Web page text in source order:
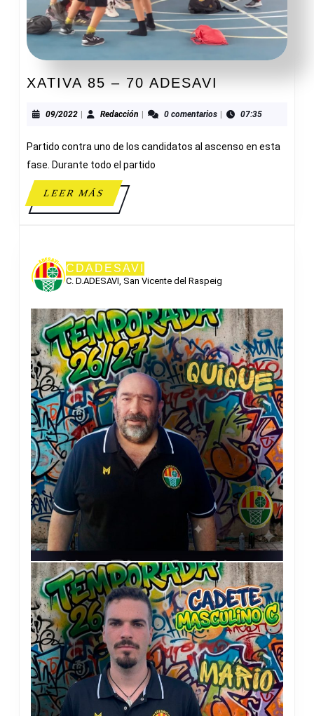
XATIVA 85 – 70 ADESAVI
–
ADESAVI
09/202209/2022
| Redacción Redacción
| 0 comentarios | 07:35
Partido contra uno de los candidatos al ascenso en esta
fase. Durante todo el partido
LEER MÁSLEER
MÁS
CDADESAVI
C. D.ADESAVI, San Vicente del Raspeig